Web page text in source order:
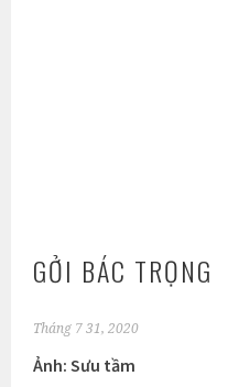
GỞI BÁC TRỌNG
Tháng 7 31, 2020
Ảnh: Sưu tầm